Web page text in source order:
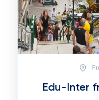
Edu-Inter